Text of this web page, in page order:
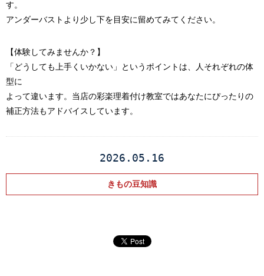
す。
アンダーバストより少し下を目安に留めてみてください。
【体験してみませんか？】
「どうしても上手くいかない」というポイントは、人それぞれの体
型に
よって違います。当店の彩楽理着付け教室ではあなたにぴったりの
補正方法もアドバイスしています。
2026.05.16
きもの豆知識